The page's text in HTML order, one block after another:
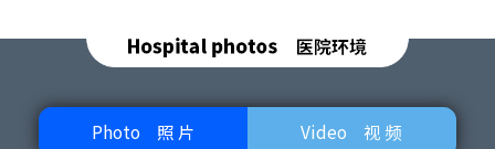
Photo 照 片 Video 视 频